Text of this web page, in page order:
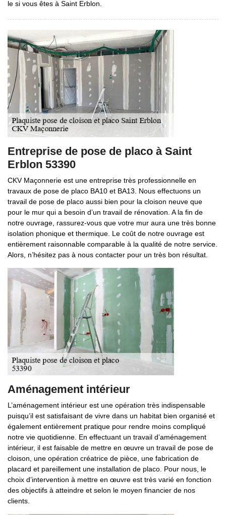
le si vous êtes à Saint Erblon.
Entreprise de pose de placo à Saint
Erblon 53390
CKV Maçonnerie est une entreprise très professionnelle en
travaux de pose de placo BA10 et BA13. Nous effectuons un
travail de pose de placo aussi bien pour la cloison neuve que
pour le mur qui a besoin d’un travail de rénovation. A la fin de
notre ouvrage, rassurez-vous que votre mur aura une très bonne
isolation phonique et thermique. Le coût de notre ouvrage est
entièrement raisonnable comparable à la qualité de notre service.
Alors, n’hésitez pas à nous contacter pour un très bon résultat.
Aménagement intérieur
L’aménagement intérieur est une opération très indispensable
puisqu’il est satisfaisant de vivre dans un habitat bien organisé et
également entièrement pratique pour rendre moins compliqué
notre vie quotidienne. En effectuant un travail d’aménagement
intérieur, il est faisable de mettre en œuvre un travail de pose de
cloison, une opération créatrice de pièce, une fabrication de
placard et pareillement une installation de placo. Pour nous, le
choix d’intervention à mettre en œuvre est très varié en fonction
des objectifs à atteindre et selon le moyen financier de nos
clients.